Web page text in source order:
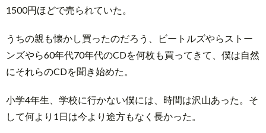
1500円ほどで売られていた。
うちの親も懐かし買ったのだろう、ビートルズやらストー
ンズやら60年代70年代のCDを何枚も買ってきて、僕は自然
にそれらのCDを聞き始めた。
小学4年生、学校に行かない僕には、時間は沢山あった。そ
して何より1日は今より途方もなく長かった。